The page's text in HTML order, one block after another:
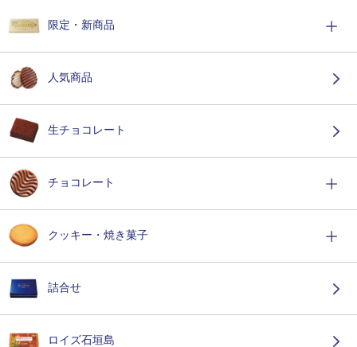
限定・新商品
人気商品
生チョコレート
チョコレート
クッキー・焼き菓子
詰合せ
ロイズ石垣島